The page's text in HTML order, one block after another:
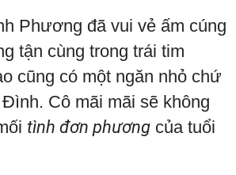
Phương đã vui vẻ ấm cúng
tận cùng trong trái tim
cũng có một ngăn nhỏ chứ
Cô mãi mãi sẽ không
tình đơn phương của tuổi